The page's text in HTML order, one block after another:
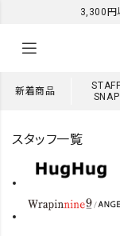
3,300円
新着商品
STAFF
SNAP
スタッフ一覧